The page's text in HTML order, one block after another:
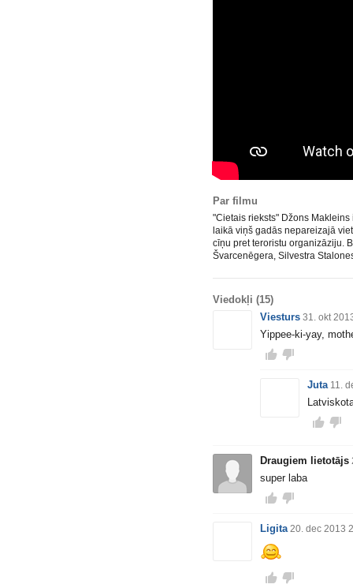
Par filmu
"Cietais rieksts" Džons
laikā viņš gadās nepareizajā
cīņu pret teroristu organizāziju.
Švarcenēgera, Silvestra
Viedokļi (15)
Viesturs 31. okt
Yippee-ki-yay,
Juta 11.
Draugiem lietotājs
super laba
Ligita 20. dec 2013